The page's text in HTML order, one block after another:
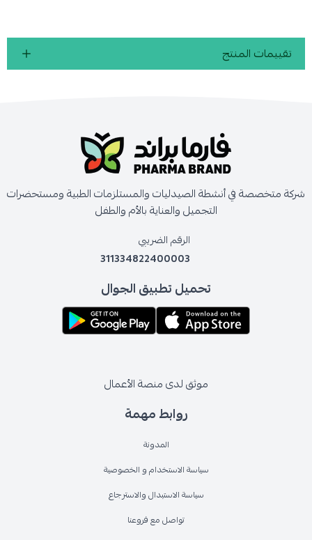
تقييمات المنتج
روابط مهمة
المدونة
سياسة الاستخدام و الخصوصية
سياسة الاستبدال والاسترجاع
تواصل مع فروعنا
شركة متخصصة في أنشطة الصيدليات والمستلزمات الطبية ومستحضرات
التجميل والعناية بالأم والطفل
الرقم الضريبي
311334822400003
تحميل تطبيق الجوال
موثق لدى منصة الأعمال